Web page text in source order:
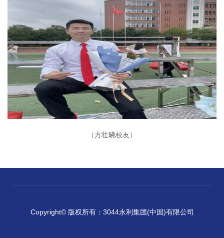
（方壮晓校友）
Copyright© 版权所有：3044永利集团(中国)有限公司